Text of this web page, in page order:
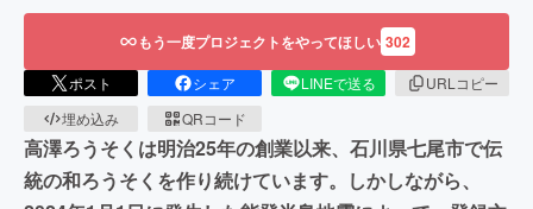
もう一度プロジェクトをやってほしい 302
ポスト シェア LINEで送る
URLコピー
埋め込み
QRコード
高澤ろうそくは明治25年の創業以来、石川県七尾市で伝
統の和ろうそくを作り続けています。しかしながら、